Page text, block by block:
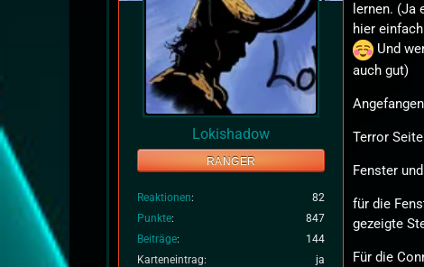
Lokishadow
RANGER
Reaktionen
82
Punkte
847
Beiträge
144
Karteneintrag
ja
lernen. (Ja
hier
Und
auch gut)
Terror
Fenster
für die
gezeigte
Für die